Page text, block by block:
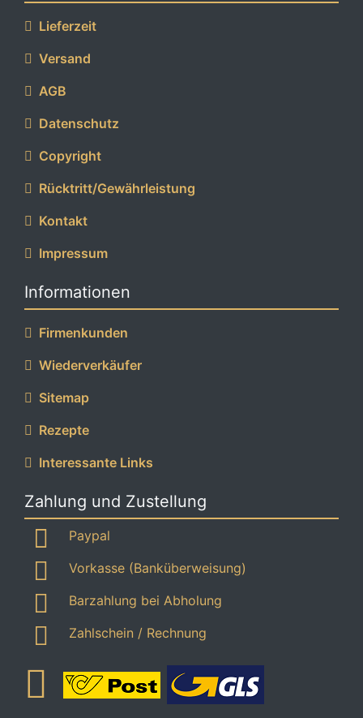
Lieferzeit
Versand
AGB
Datenschutz
Copyright
Rücktritt/Gewährleistung
Kontakt
Impressum
Informationen
Firmenkunden
Wiederverkäufer
Sitemap
Rezepte
Interessante Links
Zahlung und Zustellung
Paypal
Vorkasse (Banküberweisung)
Barzahlung bei Abholung
Zahlschein / Rechnung